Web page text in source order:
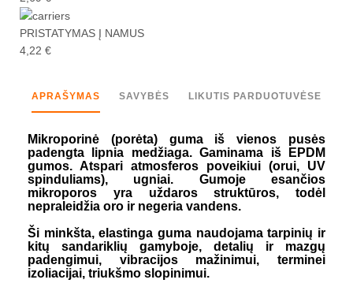
PRISTATYMAS Į NAMUS
4,22 €
APRAŠYMAS SAVYBĖS LIKUTIS PARDUOTUVĖSE
Mikroporinė (porėta) guma iš vienos pusės
padengta lipnia medžiaga. Gaminama iš EPDM
gumos. Atspari atmosferos poveikiui (orui, UV
spinduliams), ugniai. Gumoje esančios
mikroporos yra uždaros struktūros, todėl
nepraleidžia oro ir negeria vandens.
Ši minkšta, elastinga guma naudojamatarpinių ir
kitų sandariklių gamyboje, detalių ir mazgų
padengimui, vibracijos mažinimui, terminei
izoliacijai, triukšmo slopinimui.